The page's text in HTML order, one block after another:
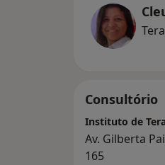
Consultório
Instituto de
Av. Gilberta
165